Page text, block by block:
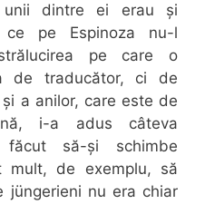
dintre ei erau și
pe Espinoza nu-l
pe care o
de traducător, ci de
a anilor, care este de
i-a adus câteva
să-și schimbe
mult, de exemplu, să
jüngerieni nu era chiar